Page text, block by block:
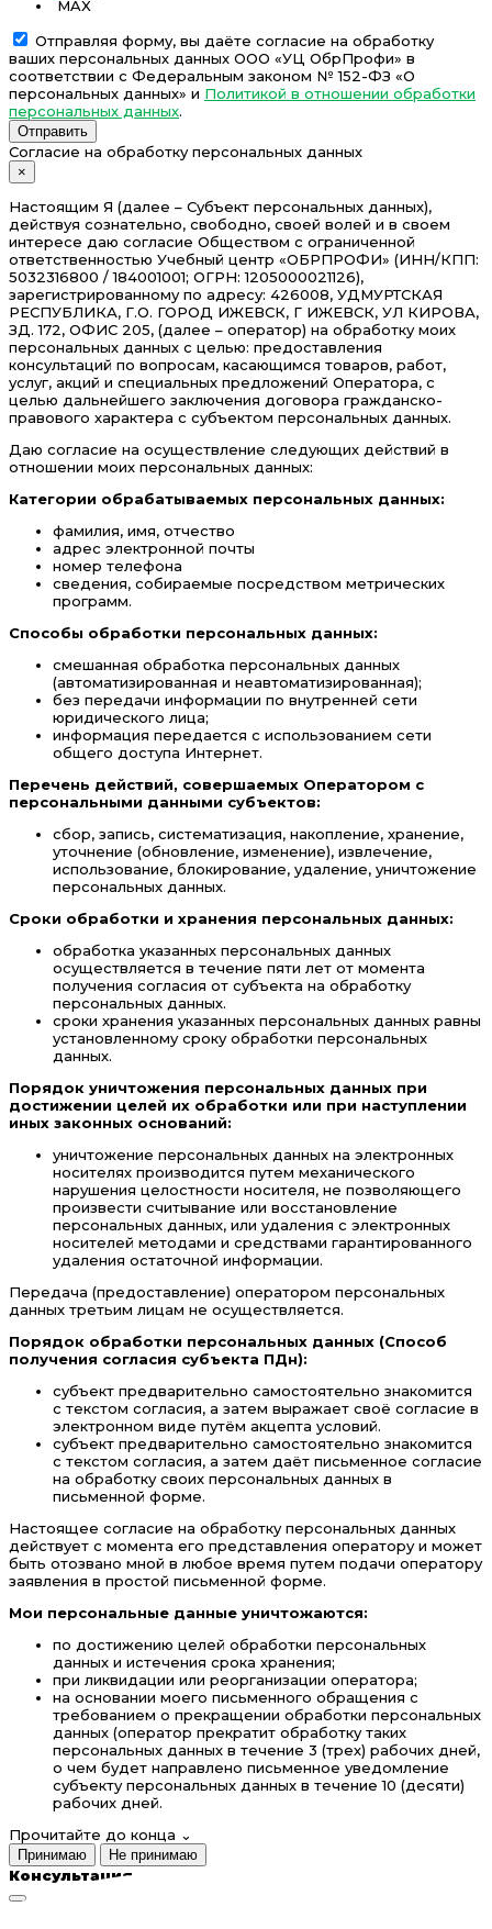
MAX
Отправляя форму, вы даёте согласие на обработку
ваших персональных данных ООО «УЦ ОбрПрофи» в
соответствии с Федеральным законом № 152-ФЗ «О
персональных данных» и Политикой в отношении обработки
персональных данных.
Отправить
Согласие на обработку персональных данных
×
Настоящим Я (далее – Субъект персональных данных),
действуя сознательно, свободно, своей волей и в своем
интересе даю согласие Обществом с ограниченной
ответственностью Учебный центр «ОБРПРОФИ» (ИНН/КПП:
5032316800 / 184001001; ОГРН: 1205000021126),
зарегистрированному по адресу: 426008, УДМУРТСКАЯ
РЕСПУБЛИКА, Г.О. ГОРОД ИЖЕВСК, Г ИЖЕВСК, УЛ КИРОВА,
ЗД. 172, ОФИС 205, (далее – оператор) на обработку моих
персональных данных с целью: предоставления
консультаций по вопросам, касающимся товаров, работ,
услуг, акций и специальных предложений Оператора, с
целью дальнейшего заключения договора гражданско-
правового характера с субъектом персональных данных.
Даю согласие на осуществление следующих действий в
отношении моих персональных данных:
Категории обрабатываемых персональных данных:
фамилия, имя, отчество
адрес электронной почты
номер телефона
сведения, собираемые посредством метрических
программ.
Способы обработки персональных данных:
смешанная обработка персональных данных
(автоматизированная и неавтоматизированная);
без передачи информации по внутренней сети
юридического лица;
информация передается с использованием сети
общего доступа Интернет.
Перечень действий, совершаемых Оператором с
персональными данными субъектов:
сбор, запись, систематизация, накопление, хранение,
уточнение (обновление, изменение), извлечение,
использование, блокирование, удаление, уничтожение
персональных данных.
Сроки обработки и хранения персональных данных:
обработка указанных персональных данных
осуществляется в течение пяти лет от момента
получения согласия от субъекта на обработку
персональных данных.
сроки хранения указанных персональных данных равны
установленному сроку обработки персональных
данных.
Порядок уничтожения персональных данных при
достижении целей их обработки или при наступлении
иных законных оснований:
уничтожение персональных данных на электронных
носителях производится путем механического
нарушения целостности носителя, не позволяющего
произвести считывание или восстановление
персональных данных, или удаления с электронных
носителей методами и средствами гарантированного
удаления остаточной информации.
Передача (предоставление) оператором персональных
данных третьим лицам не осуществляется.
Порядок обработки персональных данных (Способ
получения согласия субъекта ПДн):
субъект предварительно самостоятельно знакомится
с текстом согласия, а затем выражает своё согласие в
электронном виде путём акцепта условий.
субъект предварительно самостоятельно знакомится
с текстом согласия, а затем даёт письменное согласие
на обработку своих персональных данных в
письменной форме.
Настоящее согласие на обработку персональных данных
действует с момента его представления оператору и может
быть отозвано мной в любое время путем подачи оператору
заявления в простой письменной форме.
Мои персональные данные уничтожаются:
по достижению целей обработки персональных
данных и истечения срока хранения;
при ликвидации или реорганизации оператора;
на основании моего письменного обращения с
требованием о прекращении обработки персональных
данных (оператор прекратит обработку таких
персональных данных в течение 3 (трех) рабочих дней,
о чем будет направлено письменное уведомление
субъекту персональных данных в течение 10 (десяти)
рабочих дней.
Прочитайте до конца ⌄
Принимаю Не принимаю
Консультация